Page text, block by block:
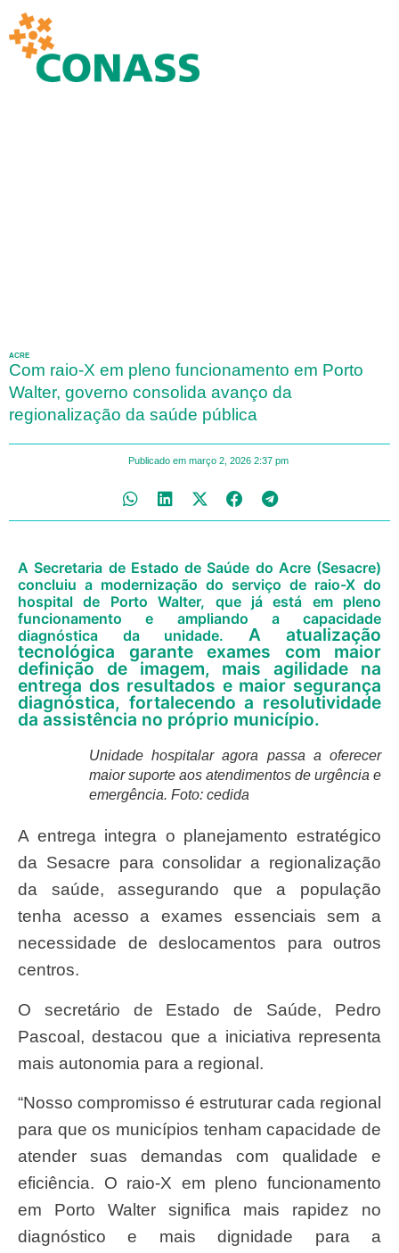
ACRE
Com raio-X em pleno funcionamento em Porto
Walter, governo consolida avanço da
regionalização da saúde pública
Publicado em março 2, 2026 2:37 pm
A Secretaria de Estado de Saúde do Acre (Sesacre)
concluiu a modernização do serviço de raio-X do
hospital de Porto Walter, que já está em pleno
funcionamento e ampliando a capacidade
diagnóstica da unidade. A atualização
tecnológica garante exames com maior
definição de imagem, mais agilidade na
entrega dos resultados e maior segurança
diagnóstica, fortalecendo a resolutividade
da assistência no próprio município.
Unidade hospitalar agora passa a oferecer
maior suporte aos atendimentos de urgência e
emergência. Foto: cedida
A entrega integra o planejamento estratégico
da Sesacre para consolidar a regionalização
da saúde, assegurando que a população
tenha acesso a exames essenciais sem a
necessidade de deslocamentos para outros
centros.
O secretário de Estado de Saúde, Pedro
Pascoal, destacou que a iniciativa representa
mais autonomia para a regional.
“Nosso compromisso é estruturar cada regional
para que os municípios tenham capacidade de
atender suas demandas com qualidade e
eficiência. O raio-X em pleno funcionamento
em Porto Walter significa mais rapidez no
diagnóstico e mais dignidade para a